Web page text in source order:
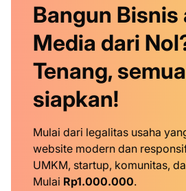
Bangun Bisnis
Media dari
Tenang,
siapkan!
Mulai dari legalitas usaha
website modern dan
UMKM, startup, komunitas,
Mulai Rp1.000.000.